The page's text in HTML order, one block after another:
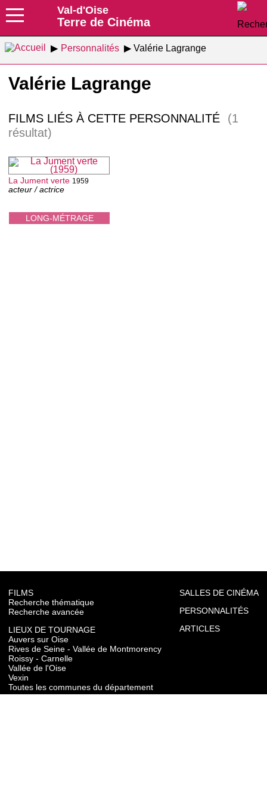
Val-d'Oise
Terre de Cinéma
Personnalités Valérie Lagrange
Valérie Lagrange
FILMS LIÉS À CETTE PERSONNALITÉ
(1
résultat)
LONG-MÉTRAGE
La Jument verte 1959
acteur / actrice
FILMS
Recherche thématique
Recherche avancée
LIEUX DE TOURNAGE
Auvers sur Oise
Rives de Seine - Vallée de Montmorency
Roissy - Carnelle
Vallée de l'Oise
Vexin
Toutes les communes du département
SALLES DE CINÉMA
PERSONNALITÉS
ARTICLES